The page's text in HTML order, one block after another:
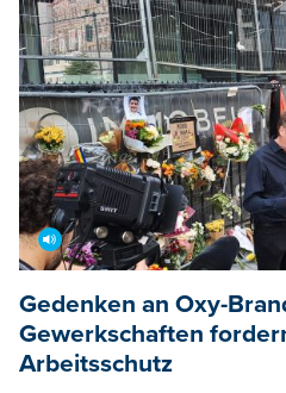
Gedenken an Oxy-
Gewerkschaften
Arbeitsschutz